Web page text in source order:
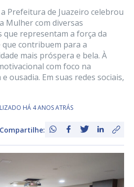
Prefeitura de Juazeiro celebrou
Mulher com diversas
que representam a força da
contribuem para a
mais próspera e bela. À
com foco na
ousadia. Em suas redes sociais,
HÁ 4 ANOS ATRÁS
Compartilhe: